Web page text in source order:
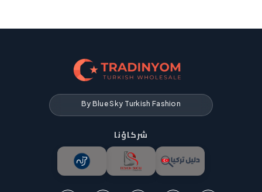
By Blue Sky Turkish Fashion
شركاؤنا